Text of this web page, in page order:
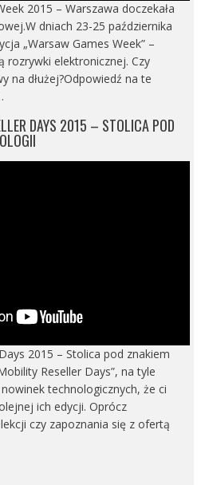
2015 – Warszawa doczekała
dniach 23-25 października
„Warsaw Games Week” –
rozrywki elektronicznej. Czy
na dłużej?Odpowiedź na te
DAYS 2015 – STOLICA POD
2015 – Stolica pod znakiem
Reseller Days”, na tyle
technologicznych, że ci
ich edycji. Oprócz
czy zapoznania się z ofertą